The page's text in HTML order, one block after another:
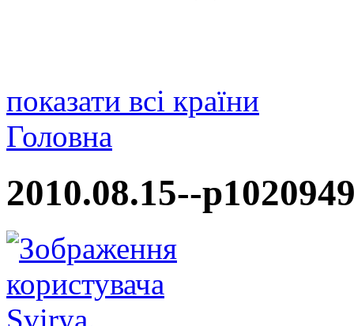
показати всі країни
Головна
2010.08.15--